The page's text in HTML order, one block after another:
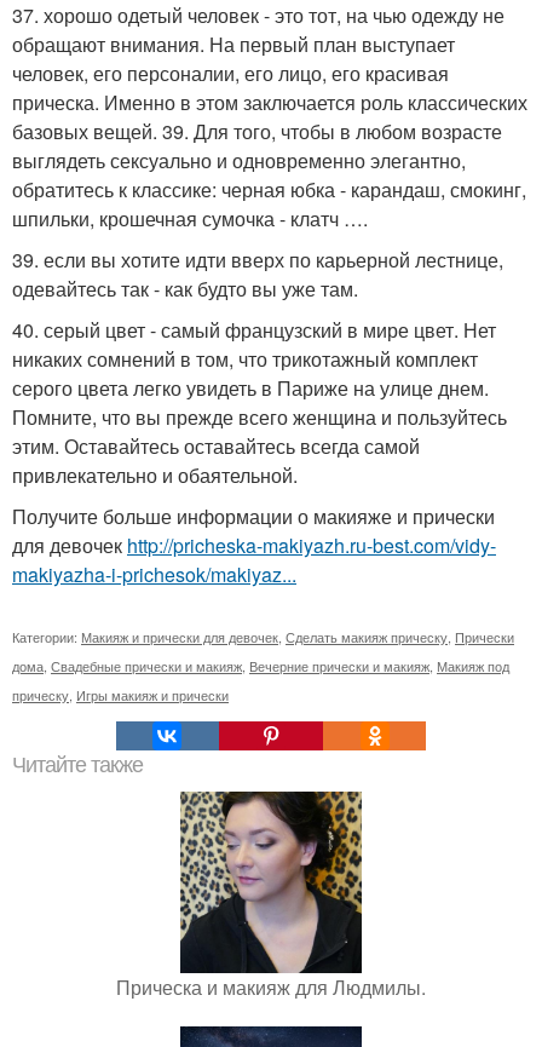
37. хорошо одетый человек - это тот, на чью одежду не
обращают внимания. На первый план выступает
человек, его персоналии, его лицо, его красивая
прическа. Именно в этом заключается роль классических
базовых вещей. 39. Для того, чтобы в любом возрасте
выглядеть сексуально и одновременно элегантно,
обратитесь к классике: черная юбка - карандаш, смокинг,
шпильки, крошечная сумочка - клатч ….
39. если вы хотите идти вверх по карьерной лестнице,
одевайтесь так - как будто вы уже там.
40. серый цвет - самый французский в мире цвет. Нет
никаких сомнений в том, что трикотажный комплект
серого цвета легко увидеть в Париже на улице днем.
Помните, что вы прежде всего женщина и пользуйтесь
этим. Оставайтесь оставайтесь всегда самой
привлекательно и обаятельной.
Получите больше информации о макияже и прически
для девочек http://pricheska-makiyazh.ru-best.com/vidy-
makiyazha-i-prichesok/makiyaz...
Категории: Макияж и прически для девочек Сделать макияж прическу Прически
дома Свадебные прически и макияж Вечерние прически и макияж Макияж под
прическу Игры макияж и прически
Читайте также
Прическа и макияж для Людмилы.